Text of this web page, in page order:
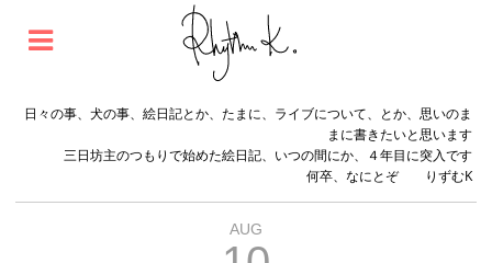
日々の事、犬の事、絵日記とか、たまに、ライブについて、とか、思いのま
まに書きたいと思います
三日坊主のつもりで始めた絵日記、いつの間にか、４年目に突入です
何卒、なにとぞ りずむK
AUG